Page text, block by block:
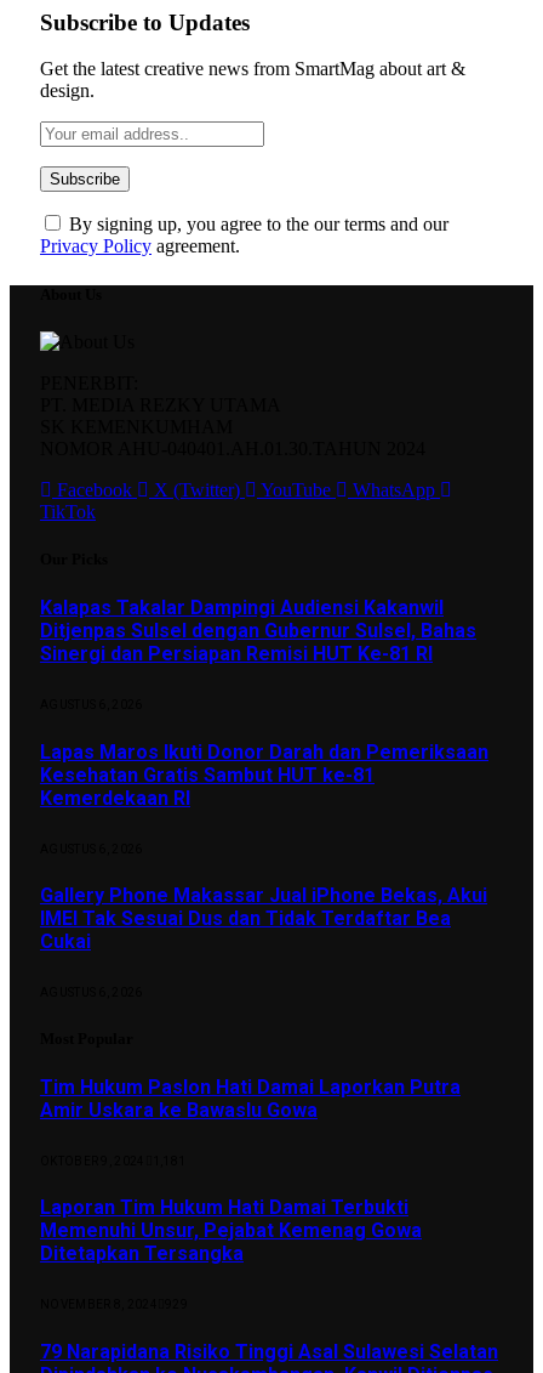
Subscribe to Updates
Get the latest creative news from SmartMag about art &
design.
By signing up, you agree to the our terms and our
Privacy Policy agreement.
Facebook
X (Twitter) YouTube
WhatsApp
TikTok
Kalapas Takalar Dampingi Audiensi Kakanwil
Ditjenpas Sulsel dengan Gubernur Sulsel, Bahas
Sinergi dan Persiapan Remisi HUT Ke-81 RI
Lapas Maros Ikuti Donor Darah dan Pemeriksaan
Kesehatan Gratis Sambut HUT ke-81
Kemerdekaan RI
Gallery Phone Makassar Jual iPhone Bekas, Akui
IMEI Tak Sesuai Dus dan Tidak Terdaftar Bea
Cukai
Tim Hukum Paslon Hati Damai Laporkan Putra
Amir Uskara ke Bawaslu Gowa
Laporan Tim Hukum Hati Damai Terbukti
Memenuhi Unsur, Pejabat Kemenag Gowa
Ditetapkan Tersangka
79 Narapidana Risiko Tinggi Asal Sulawesi Selatan